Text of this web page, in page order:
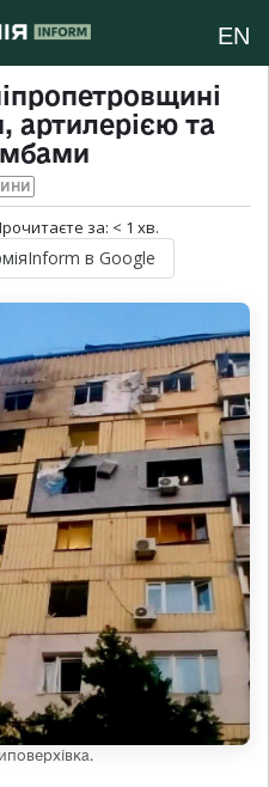
EN
артилерією та
за: < 1 хв.
в Google